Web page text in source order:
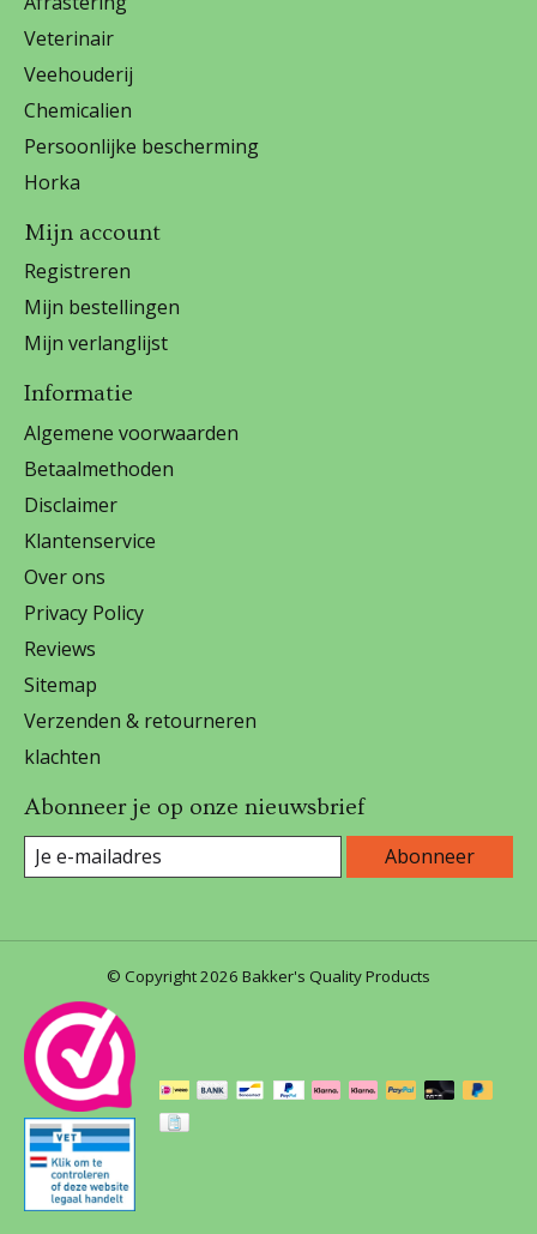
Veterinair
Veehouderij
Chemicalien
Persoonlijke bescherming
Horka
Mijn account
Registreren
Mijn bestellingen
Mijn verlanglijst
Informatie
Algemene voorwaarden
Betaalmethoden
Disclaimer
Klantenservice
Over ons
Privacy Policy
Reviews
Sitemap
Verzenden & retourneren
klachten
Abonneer je op onze nieuwsbrief
Abonneer
© Copyright 2026 Bakker's Quality Products